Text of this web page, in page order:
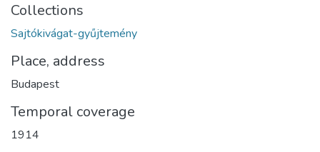
Collections
Sajtókivágat-gyűjtemény
Place, address
Budapest
Temporal coverage
1914